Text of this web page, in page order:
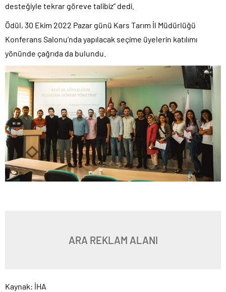
desteğiyle tekrar göreve talibiz” dedi.
Ödül, 30 Ekim 2022 Pazar günü Kars Tarım İl Müdürlüğü
Konferans Salonu’nda yapılacak seçime üyelerin katılımı
yönünde çağrıda da bulundu.
ARA REKLAM ALANI
Kaynak: İHA